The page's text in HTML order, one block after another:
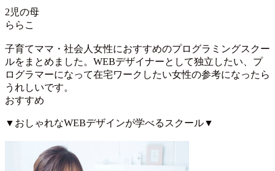
2児の母
ららこ
子育てママ・社会人女性におすすめのプログラミングスクー
ルをまとめました。WEBデザイナーとして独立したい、プ
ログラマーになって在宅ワークしたい女性の参考になったら
うれしいです。
おすすめ
▼おしゃれなWEBデザインが学べるスクール▼